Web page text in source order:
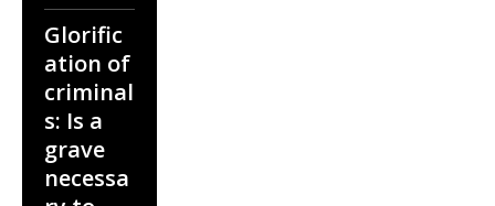
Glorific
ation of
criminal
s: Is a
grave
necessa